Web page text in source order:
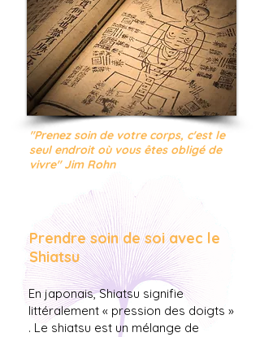
"Prenez soin de votre corps, c'est le
seul endroit où vous êtes obligé de
vivre" Jim Rohn
Prendre soin de soi avec le
Shiatsu
En japonais, Shiatsu signifie
littéralement « pression des doigts »
. Le shiatsu est un mélange de